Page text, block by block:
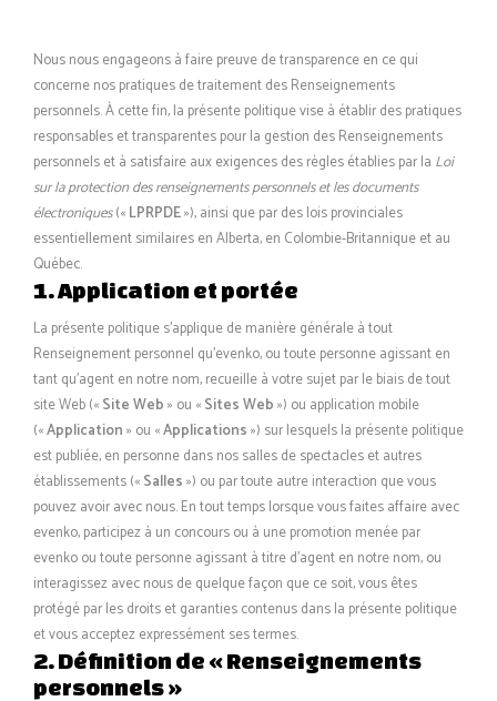
Nous nous engageons à faire preuve de transparence en ce qui
concerne nos pratiques de traitement des Renseignements
personnels. À cette fin, la présente politique vise à établir des pratiques
responsables et transparentes pour la gestion des Renseignements
personnels et à satisfaire aux exigences des règles établies par la Loi
sur la protection des renseignements personnels et les documents
électroniques(«LPRPDE»), ainsi que par des lois provinciales
essentiellement similaires en Alberta, en Colombie-Britannique et au
Québec.
1. Application et portée
La présente politique s’applique de manière générale à tout
Renseignement personnel qu’evenko, ou toute personne agissant en
tant qu’agent en notre nom, recueille à votre sujet par le biais de tout
site Web («Site Web» ou «Sites Web») ou application mobile
(«Application» ou «Applications») sur lesquels la présente politique
est publiée, en personne dans nos salles de spectacles et autres
établissements («Salles») ou par toute autre interaction que vous
pouvez avoir avec nous. En tout temps lorsque vous faites affaire avec
evenko, participez à un concours ou à une promotion menée par
evenko ou toute personne agissant à titre d’agent en notre nom, ou
interagissez avec nous de quelque façon que ce soit, vous êtes
protégé par les droits et garanties contenus dans la présente politique
et vous acceptez expressément ses termes.
2. Définition de « Renseignements
personnels »